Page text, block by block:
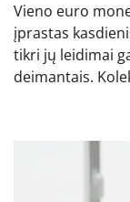
Vieno euro
įprastas
tikri jų leidimai
deimantais.